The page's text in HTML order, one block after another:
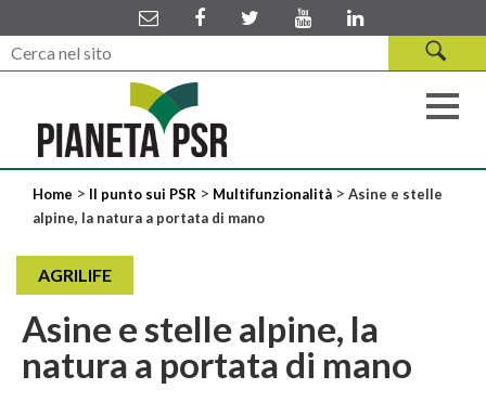
Home > Il punto sui PSR > Multifunzionalità > Asine e stelle
alpine, la natura a portata di mano
AGRILIFE
Asine e stelle alpine, la
natura a portata di mano